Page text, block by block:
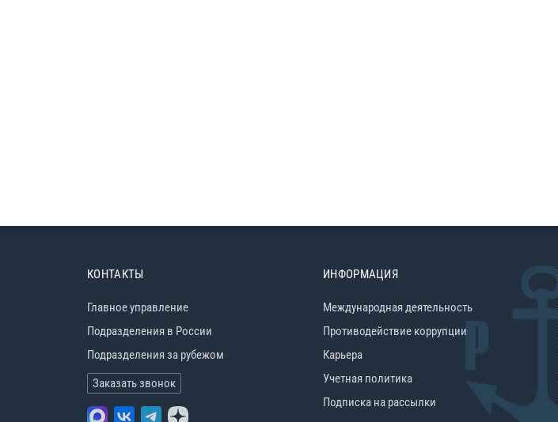
КОНТАКТЫ
Главное управление
Подразделения в России
Подразделения за рубежом
Заказать звонок
ИНФОРМАЦИЯ
Международная деятельность
Противодействие коррупции
Карьера
Учетная политика
Подписка на рассылки